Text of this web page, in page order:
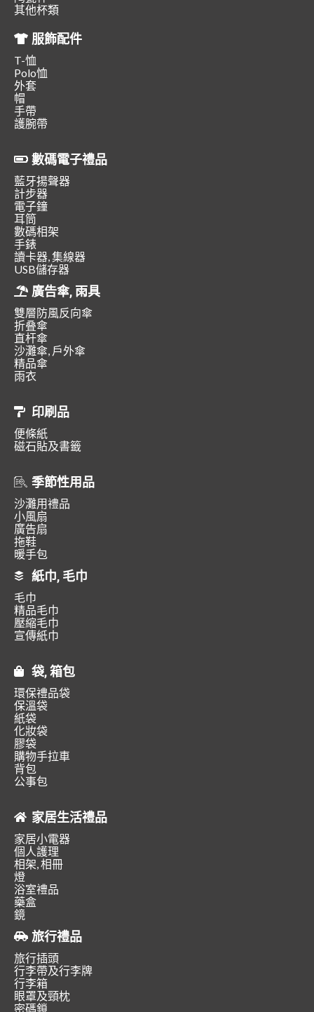
其他杯類
服飾配件
T-恤
Polo恤
外套
帽
手帶
護腕帶
數碼電子禮品
藍牙揚聲器
計步器
電子鐘
耳筒
數碼相架
手錶
讀卡器, 集線器
USB儲存器
廣告傘, 雨具
雙層防風反向傘
折叠傘
直杆傘
沙灘傘, 戶外傘
精品傘
雨衣
印刷品
便條紙
磁石貼及書籤
季節性用品
沙灘用禮品
小風扇
廣告扇
拖鞋
暖手包
紙巾, 毛巾
毛巾
精品毛巾
壓縮毛巾
宣傳紙巾
袋, 箱包
環保禮品袋
保溫袋
紙袋
化妝袋
膠袋
購物手拉車
背包
公事包
家居生活禮品
家居小電器
個人護理
相架, 相冊
燈
浴室禮品
藥盒
鏡
旅行禮品
旅行插頭
行李帶及行李牌
行李箱
眼罩及頸枕
密碼鎖